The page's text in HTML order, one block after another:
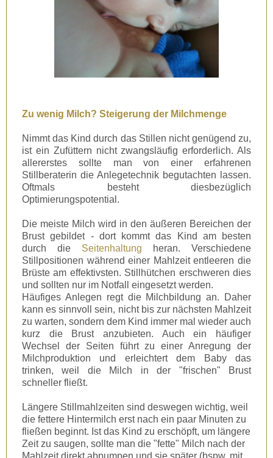
Zu wenig Milch? Steigerung der Milchmenge
Nimmt das Kind durch das Stillen nicht genügend zu,
ist ein Zufüttern nicht zwangsläufig erforderlich. Als
allererstes sollte man von einer erfahrenen
Stillberaterin die Anlegetechnik begutachten lassen.
Oftmals besteht diesbezüglich
Optimierungspotential.
Die meiste Milch wird in den äußeren Bereichen der
Brust gebildet - dort kommt das Kind am besten
durch die Seitenhaltung heran. Verschiedene
Stillpositionen während einer Mahlzeit entleeren die
Brüste am effektivsten. Stillhütchen erschweren dies
und sollten nur im Notfall eingesetzt werden.
Häufiges Anlegen regt die Milchbildung an. Daher
kann es sinnvoll sein, nicht bis zur nächsten Mahlzeit
zu warten, sondern dem Kind immer mal wieder auch
kurz die Brust anzubieten. Auch ein häufiger
Wechsel der Seiten führt zu einer Anregung der
Milchproduktion und erleichtert dem Baby das
trinken, weil die Milch in der "frischen" Brust
schneller fließt.
Längere Stillmahlzeiten sind deswegen wichtig, weil
die fettere Hintermilch erst nach ein paar Minuten zu
fließen beginnt. Ist das Kind zu erschöpft, um längere
Zeit zu saugen, sollte man die "fette" Milch nach der
Mahlzeit direkt abpumpen und sie später (bspw. mit